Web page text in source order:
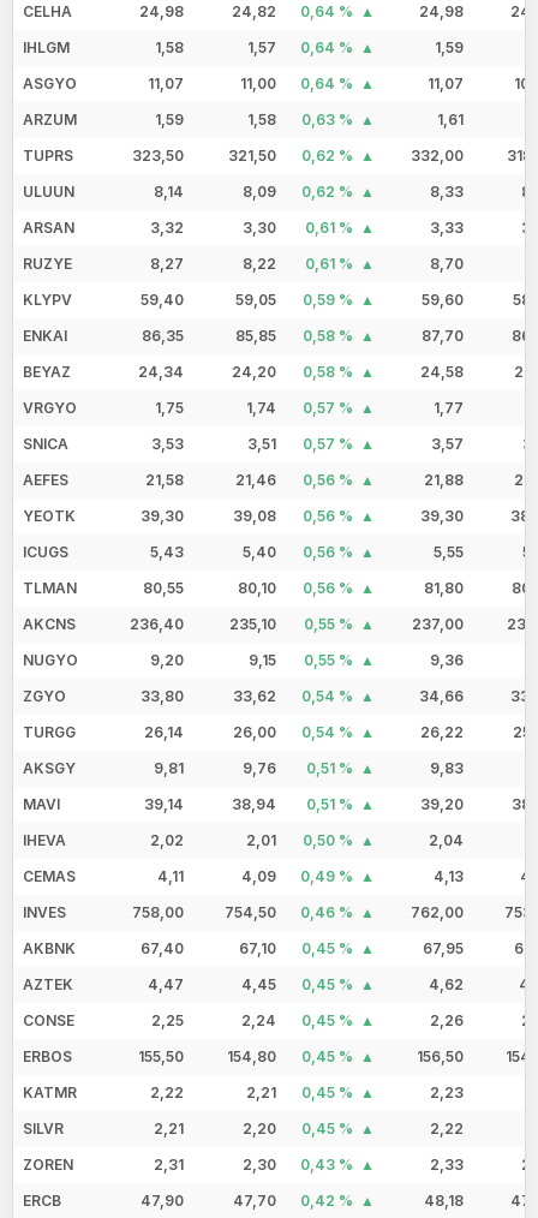
CELHA
24,98 24,82 0,64 % 24,98
IHLGM
1,58 1,57 0,64 % 1,59
ASGYO
11,07 11,00 0,64 % 11,07
ARZUM
1,59 1,58 0,63 % 1,61
TUPRS
323,50 321,50 0,62 % 332,00
ULUUN
8,14 8,09 0,62 % 8,33
ARSAN
3,32 3,30 0,61 % 3,33
RUZYE
8,27 8,22 0,61 % 8,70
KLYPV
59,40 59,05 0,59 % 59,60
ENKAI
86,35 85,85 0,58 % 87,70
BEYAZ
24,34 24,20 0,58 % 24,58
VRGYO
1,75 1,74 0,57 % 1,77
SNICA
3,53 3,51 0,57 % 3,57
AEFES
21,58 21,46 0,56 % 21,88
YEOTK
39,30 39,08 0,56 % 39,30
ICUGS
5,43 5,40 0,56 % 5,55
TLMAN
80,55 80,10 0,56 % 81,80
AKCNS
236,40 235,10 0,55 % 237,00
NUGYO
9,20 9,15 0,55 % 9,36
ZGYO
33,80 33,62 0,54 % 34,66
TURGG
26,14 26,00 0,54 % 26,22
AKSGY
9,81 9,76 0,51 % 9,83
MAVI
39,14 38,94 0,51 % 39,20
IHEVA
2,02 2,01 0,50 % 2,04
CEMAS
4,11 4,09 0,49 % 4,13
INVES
758,00 754,50 0,46 % 762,00
AKBNK
67,40 67,10 0,45 % 67,95
AZTEK
4,47 4,45 0,45 % 4,62
CONSE
2,25 2,24 0,45 % 2,26
ERBOS
155,50 154,80 0,45 % 156,50
KATMR
2,22 2,21 0,45 % 2,23
SILVR
2,21 2,20 0,45 % 2,22
ZOREN
2,31 2,30 0,43 % 2,33
ERCB
47,90 47,70 0,42 % 48,18